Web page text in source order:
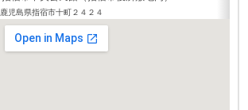
鹿児島県指宿市十町２４２４​